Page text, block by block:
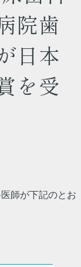
院歯
日本
を受
師が下記のとお